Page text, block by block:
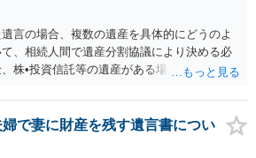
言の場合、複数の遺産を具体的にどうのよ
、相続人間で遺産分割協議により決める必
株•投資信託等の遺産がある場合に、どの遺
いうような分け方をするのか等について
協議により決める必要があります）。
で妻に財産を残す遺言書につい